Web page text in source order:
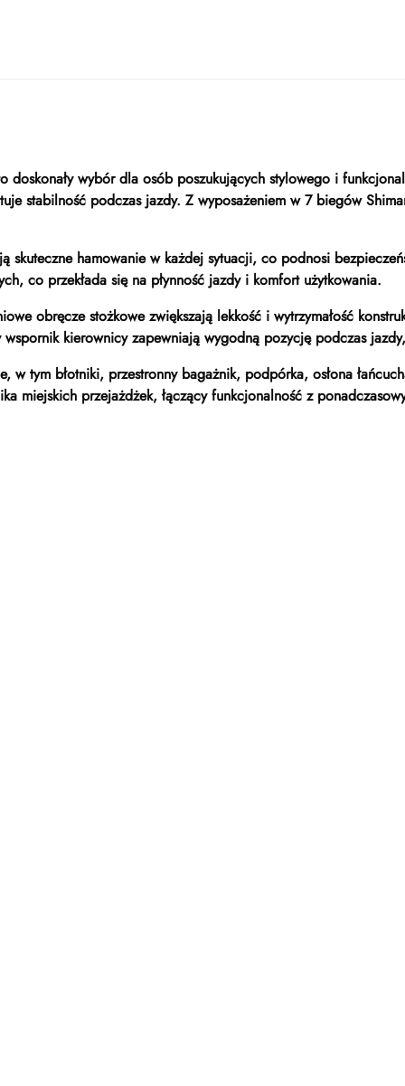
wybór dla osób poszukujących stylowego i
stabilność podczas jazdy. Z wyposażeniem w 7 biegów
skuteczne hamowanie w każdej sytuacji, co podnosi
co przekłada się na płynność jazdy i komfort użytkowania.
obręcze stożkowe zwiększają lekkość i wytrzymałość
kierownicy zapewniają wygodną pozycję podczas
tym błotniki, przestronny bagażnik, podpórka, osłona
miejskich przejażdżek, łączący funkcjonalność z